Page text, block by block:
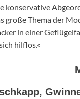
konservative
Thema der
in einer
hilflos.«